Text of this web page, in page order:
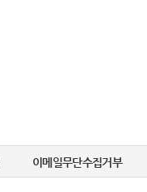
이메일무단수집거부